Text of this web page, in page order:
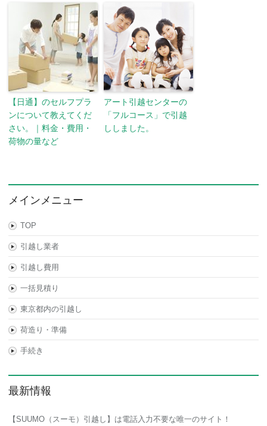
【日通】のセルフプラ
ンについて教えてくだ
さい。｜料金・費用・
荷物の量など
アート引越センターの
「フルコース」で引越
ししました。
メインメニュー
TOP
引越し業者
引越し費用
一括見積り
東京都内の引越し
荷造り・準備
手続き
最新情報
【SUUMO（スーモ）引越し】は電話入力不要な唯一のサイト！